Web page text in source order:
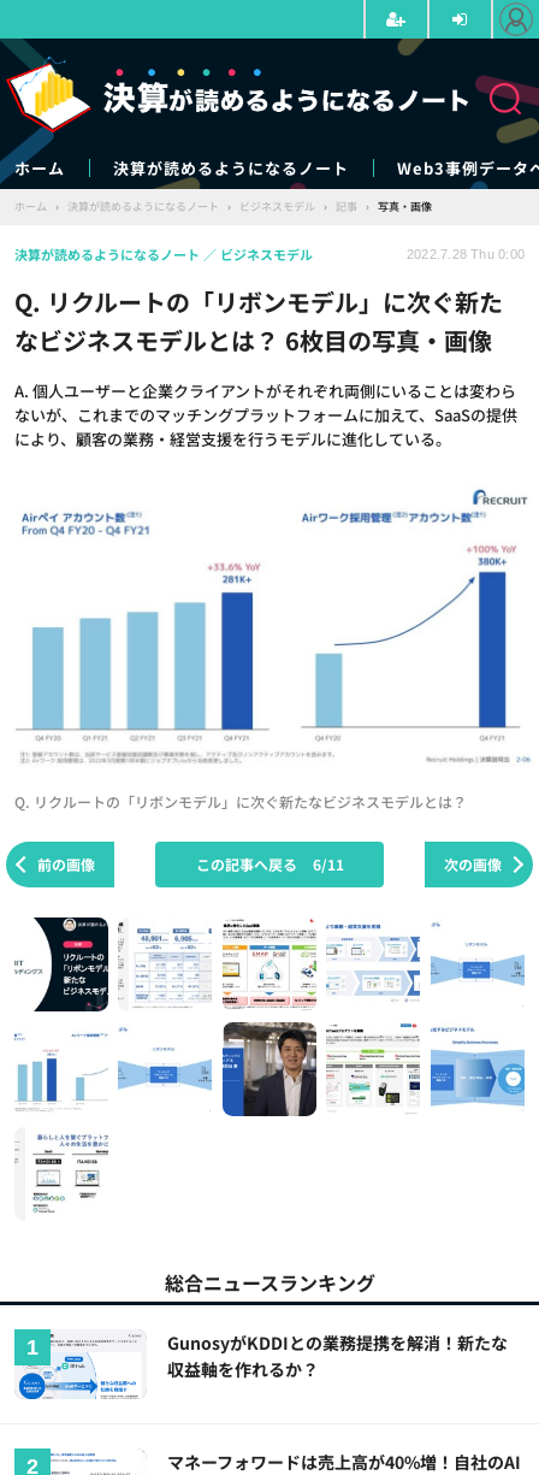
ホーム 決算が読めるようになるノート Web3事例データ
ホーム › 決算が読めるようになるノート › ビジネスモデル › 記事 › 写真・画像
Q. リクルートの「リボンモデル」に次ぐ新た
なビジネスモデルとは？ 6枚目の写真・画像
A. 個人ユーザーと企業クライアントがそれぞれ両側にいることは変わら
ないが、これまでのマッチングプラットフォームに加えて、SaaSの提供
により、顧客の業務・経営支援を行うモデルに進化している。
決算が読めるようになるノート ビジネスモデル 2022.7.28 Thu 0:00
Q. リクルートの「リボンモデル」に次ぐ新たなビジネスモデルとは？
前の画像 次の画像
この記事へ戻る 6/11
総合ニュースランキング
GunosyがKDDIとの業務提携を解消！新たな
収益軸を作れるか？
マネーフォワードは売上高が40%増！自社のAI